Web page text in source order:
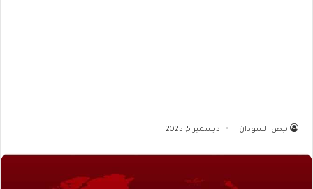
نبض السودان ديسمبر 5, 2025